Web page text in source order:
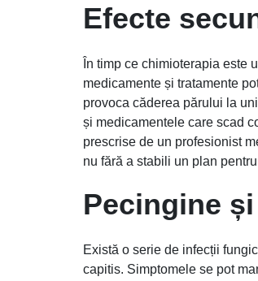
Efecte
În timp ce chimioterapia este
medicamente și tratamente
provoca căderea părului la
și medicamentele care scad
prescrise de un profesionist
nu fără a stabili un plan
Pecingine
Există o serie de infecții
capitis. Simptomele se pot